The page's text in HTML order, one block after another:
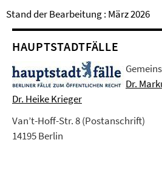
Stand der Bearbeitung : März 2026
HAUPTSTADTFÄLLE
Dr.
Dr. Heike Krieger
Van’t-Hoff-Str. 8 (Postanschrift)
14195 Berlin